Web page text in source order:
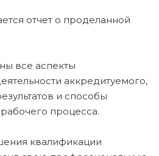
отчет о проделанной
все аспекты
аккредитуемого,
и способы
процесса.
квалификации